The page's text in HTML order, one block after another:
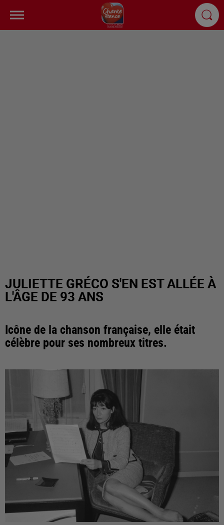
JULIETTE GRÉCO S'EN EST ALLÉE À
L'ÂGE DE 93 ANS
Icône de la chanson française, elle était
célèbre pour ses nombreux titres.